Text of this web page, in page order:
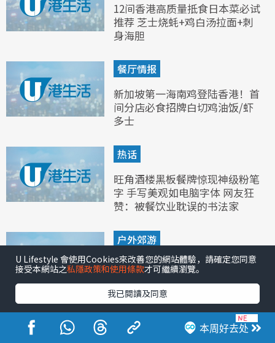
12间香港高质量抵食日本菜必试
推荐 芝士烧蚝+鸡白汤拉面+刺
身海胆
餐厅情报
新加坡第一海南鸡登陆香港！首
间分店必食招牌白切鸡油饭/虾
多士
热话
旺角酒楼黑板餐牌惊现神级粉笔
字 手写美观如电脑字体 网友狂
赞：被餐饮业耽误的书法家
户外郊游
香港仔好去处︱一日游逾10玩乐
景点美食 特色避风塘游览团/香
港仔下水塘打卡
本周好去处
U Lifestyle 會使用Cookies來改善您的網站體驗，請確定您同意
接受本網站之私隱政策和使用條款才可繼續瀏覽。
我已閱讀及同意